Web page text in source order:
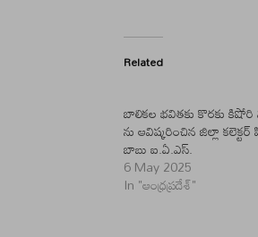
Related
బాలికల భవితకు కొరకు
ను ఆవిష్కరించిన జిల్లా
బాబు ఐ.ఏ.ఎస్.
6 May 2025
In "ఆంధ్రప్రదేశ్"